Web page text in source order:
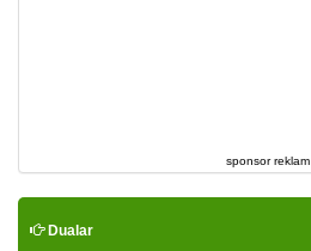
sponsor reklam
Dualar